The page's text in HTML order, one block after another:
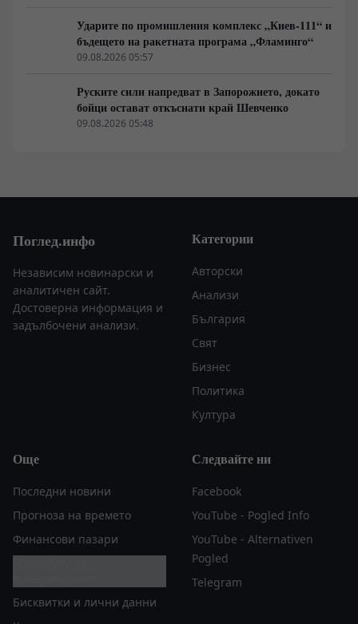
Ударите по промишления комплекс „Киев-111“ и
бъдещето на ракетната програма „Фламинго“
09.08.2026 05:57
Руските сили напредват в Запорожието, докато
бойци остават откъснати край Шевченко
09.08.2026 05:48
Поглед.инфо
Независим новинарски и
аналитичен сайт.
Достоверна информация и
задълбочени анализи.
Категории
Авторски
Анализи
България
Свят
Бизнес
Политика
Култура
Още
Последни новини
Прогноза на времето
Финансови пазари
Бисквитки и лични данни
Следвайте ни
Facebook
YouTube - Pogled Info
YouTube - Alternativen
Pogled
Telegram